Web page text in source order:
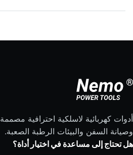
أدوات كهربائية لاسلكية احترافية
وصيانة السفن والبيئات الرطبة الصعبة.
هل تحتاج إلى مساعدة في اختيار أداة؟